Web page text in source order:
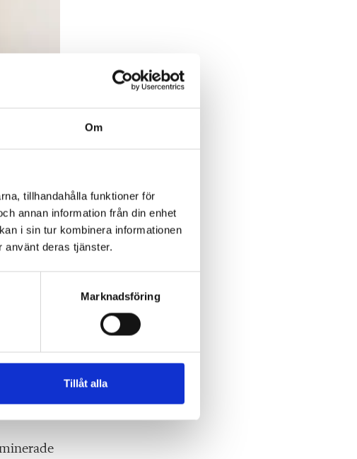
Om
tillhandahålla funktioner för
annan information från din enhet
i sin tur kombinera informationen
använt deras tjänster.
Marknadsföring
Tillåt alla
Karlsson
lärare
Vi ska